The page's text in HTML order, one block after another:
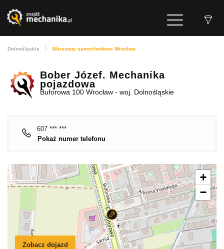
Dolnośląskie Warsztaty samochodowe Wrocław
Bober Józef. Mechanika
pojazdowa
Buforowa 100 Wrocław - woj. Dolnośląskie
607 *** ***
Pokaż numer telefonu
Zobacz dojazd
+
−